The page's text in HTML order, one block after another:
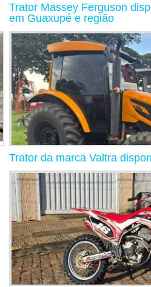
Trator Massey Ferguson
em Guaxupé e região
Trator da marca Valtra